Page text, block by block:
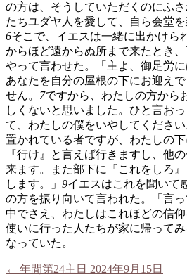
の方は、そうしていただくのにふさ
たちユダヤ人を愛して、自ら会堂
6そこで、イエスは一緒に出かけら
からほど遠からぬ所まで来たとき
やって言わせた。「主よ、御足労
あなたを自分の屋根の下にお迎え
せん。 7ですから、わたしの方から
しくないと思いました。ひと言お
て、わたしの僕をいやしてください
置かれている者ですが、わたしの
『行け』と言えば行きますし、他
来ます。また部下に『これをしろ
します。」 9イエスはこれを聞いて
の方を振り向いて言われた。「言
中でさえ、わたしはこれほどの信仰
使いに行った人たちが家に帰って
なっていた。
← 年間第24主日 2024年9月15日